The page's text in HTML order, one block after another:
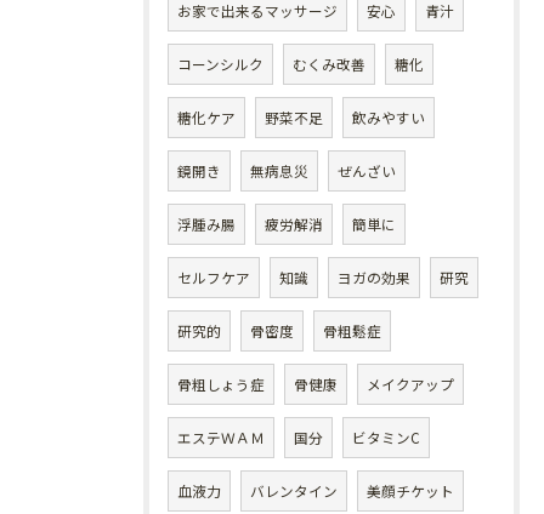
お家で出来るマッサージ 安心 青汁
コーンシルク むくみ改善 糖化
糖化ケア 野菜不足 飲みやすい
鏡開き 無病息災 ぜんざい
浮腫み腸 疲労解消 簡単に
セルフケア 知識 ヨガの効果 研究
研究的 骨密度 骨粗鬆症
骨粗しょう症 骨健康 メイクアップ
エステＷＡＭ 国分 ビタミンC
血液力 バレンタイン 美顔チケット